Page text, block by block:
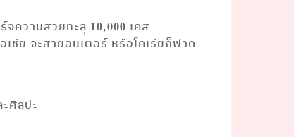
ความสวยทะลุ 𝟏𝟎,𝟎𝟎𝟎 เคส
ชีย จะสายอินเตอร์ หรือโคเรียก็ฟาด
ศิลปะ